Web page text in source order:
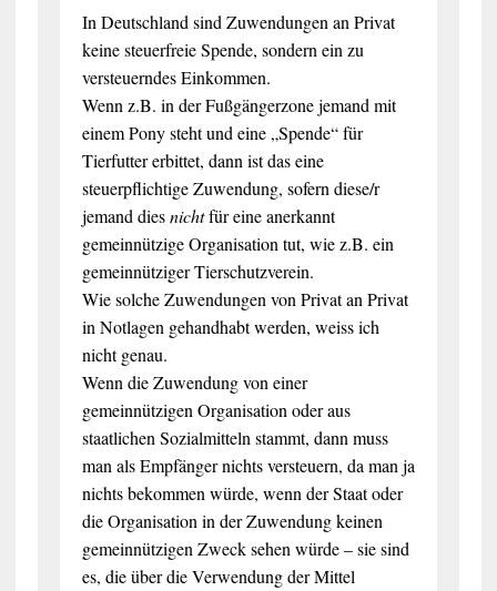
In Deutschland sind Zuwendungen an Privat
keine steuerfreie Spende, sondern ein zu
versteuerndes Einkommen.
Wenn z.B. in der Fußgängerzone jemand mit
einem Pony steht und eine „Spende“ für
Tierfutter erbittet, dann ist das eine
steuerpflichtige Zuwendung, sofern diese/r
jemand diesnichtfür eine anerkannt
gemeinnützige Organisation tut, wie z.B. ein
gemeinnütziger Tierschutzverein.
Wie solche Zuwendungen von Privat an Privat
in Notlagen gehandhabt werden, weiss ich
nicht genau.
Wenn die Zuwendung von einer
gemeinnützigen Organisation oder aus
staatlichen Sozialmitteln stammt, dann muss
man als Empfänger nichts versteuern, da man ja
nichts bekommen würde, wenn der Staat oder
die Organisation in der Zuwendung keinen
gemeinnützigen Zweck sehen würde – sie sind
es, die über die Verwendung der Mittel